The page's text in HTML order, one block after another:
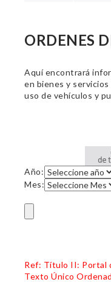
ORDENES
Aquí encontrará
en bienes y
uso de vehículos y
Año:
Mes:
Ref: Título II: Portal
Texto Único